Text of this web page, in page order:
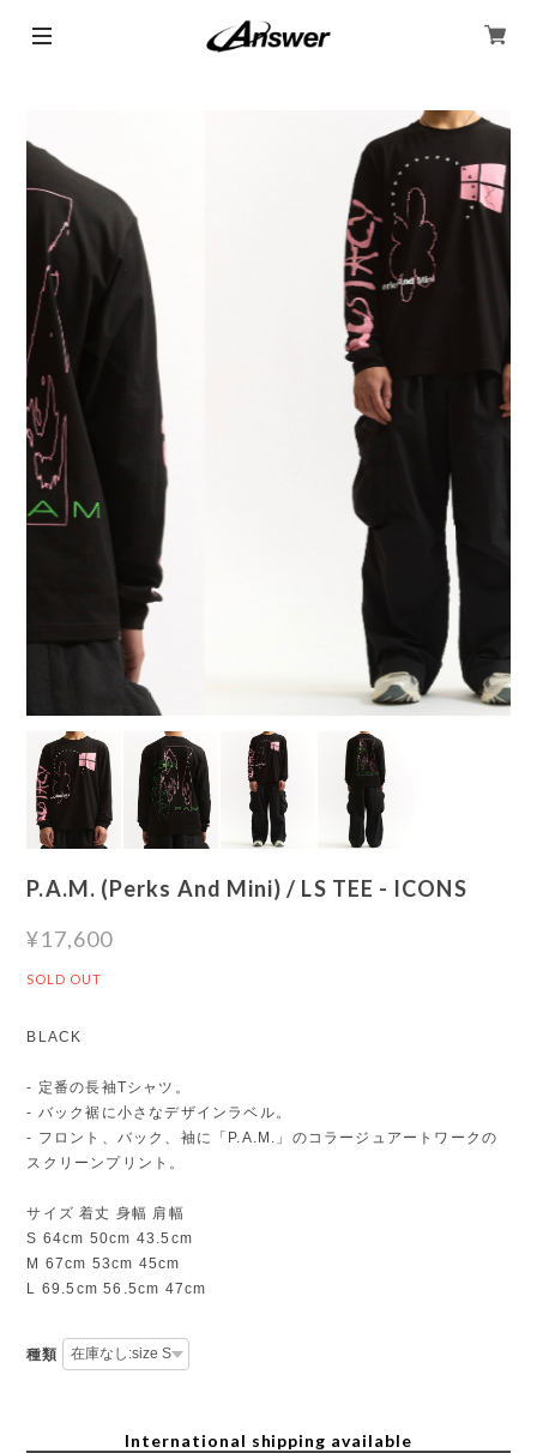
P.A.M. (Perks And Mini) / LS TEE - ICONS
¥17,600
SOLD OUT
BLACK
- 定番の長袖Tシャツ。
- バック裾に小さなデザインラベル。
- フロント、バック、袖に「P.A.M.」のコラージュアートワークの
スクリーンプリント。
サイズ 着丈 身幅 肩幅
S 64cm 50cm 43.5cm
M 67cm 53cm 45cm
L 69.5cm 56.5cm 47cm
種類
International shipping available